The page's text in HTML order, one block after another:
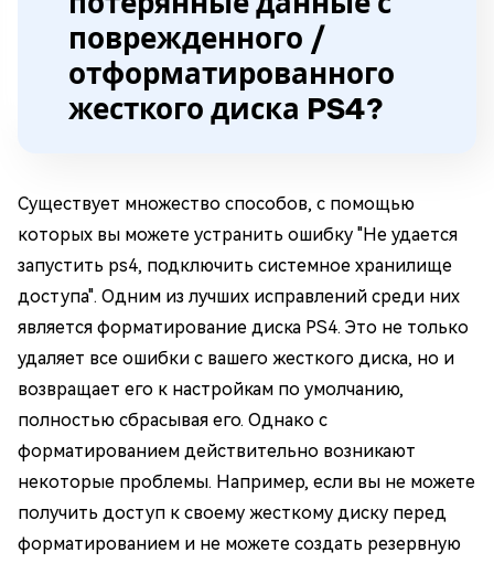
поврежденного /
отформатированного
жесткого диска PS4?
Существует множество способов, с помощью
которых вы можете устранить ошибку "Не удается
запустить ps4, подключить системное хранилище
доступа". Одним из лучших исправлений среди них
является форматирование диска PS4. Это не только
удаляет все ошибки с вашего жесткого диска, но и
возвращает его к настройкам по умолчанию,
полностью сбрасывая его. Однако с
форматированием действительно возникают
некоторые проблемы. Например, если вы не можете
получить доступ к своему жесткому диску перед
форматированием и не можете создать резервную